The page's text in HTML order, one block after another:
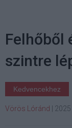
Felhőből
szintre
Kedvencekhez
Vörös Lóránd